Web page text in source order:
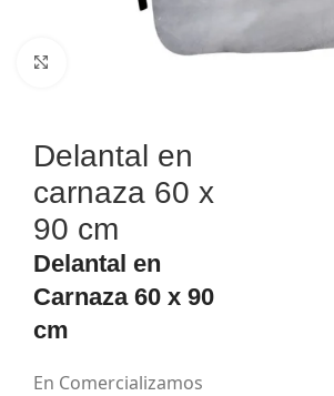
Haga Click para agrandar
Delantal en
carnaza 60 x
90 cm
Delantal en
Carnaza 60 x 90
cm
En Comercializamos